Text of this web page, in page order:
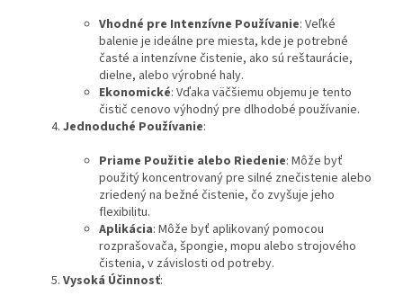
Vhodné pre Intenzívne Používanie: Veľké
balenie je ideálne pre miesta, kde je potrebné
časté a intenzívne čistenie, ako sú reštaurácie,
dielne, alebo výrobné haly.
Ekonomické: Vďaka väčšiemu objemu je tento
čistič cenovo výhodný pre dlhodobé používanie.
Jednoduché Používanie:
Priame Použitie alebo Riedenie: Môže byť
použitý koncentrovaný pre silné znečistenie alebo
zriedený na bežné čistenie, čo zvyšuje jeho
flexibilitu.
Aplikácia: Môže byť aplikovaný pomocou
rozprašovača, špongie, mopu alebo strojového
čistenia, v závislosti od potreby.
Vysoká Účinnosť: